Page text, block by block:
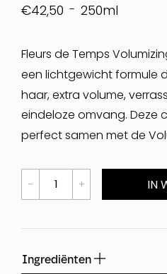
€42,50 250ml
Fleurs de Temps
een lichtgewicht formule
haar, extra volume,
eindeloze omvang. Deze
perfect samen met de
Ingrediënten
IN